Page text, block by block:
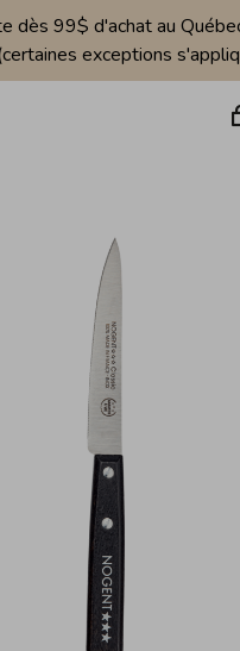
dès 99$ d'achat au
exceptions